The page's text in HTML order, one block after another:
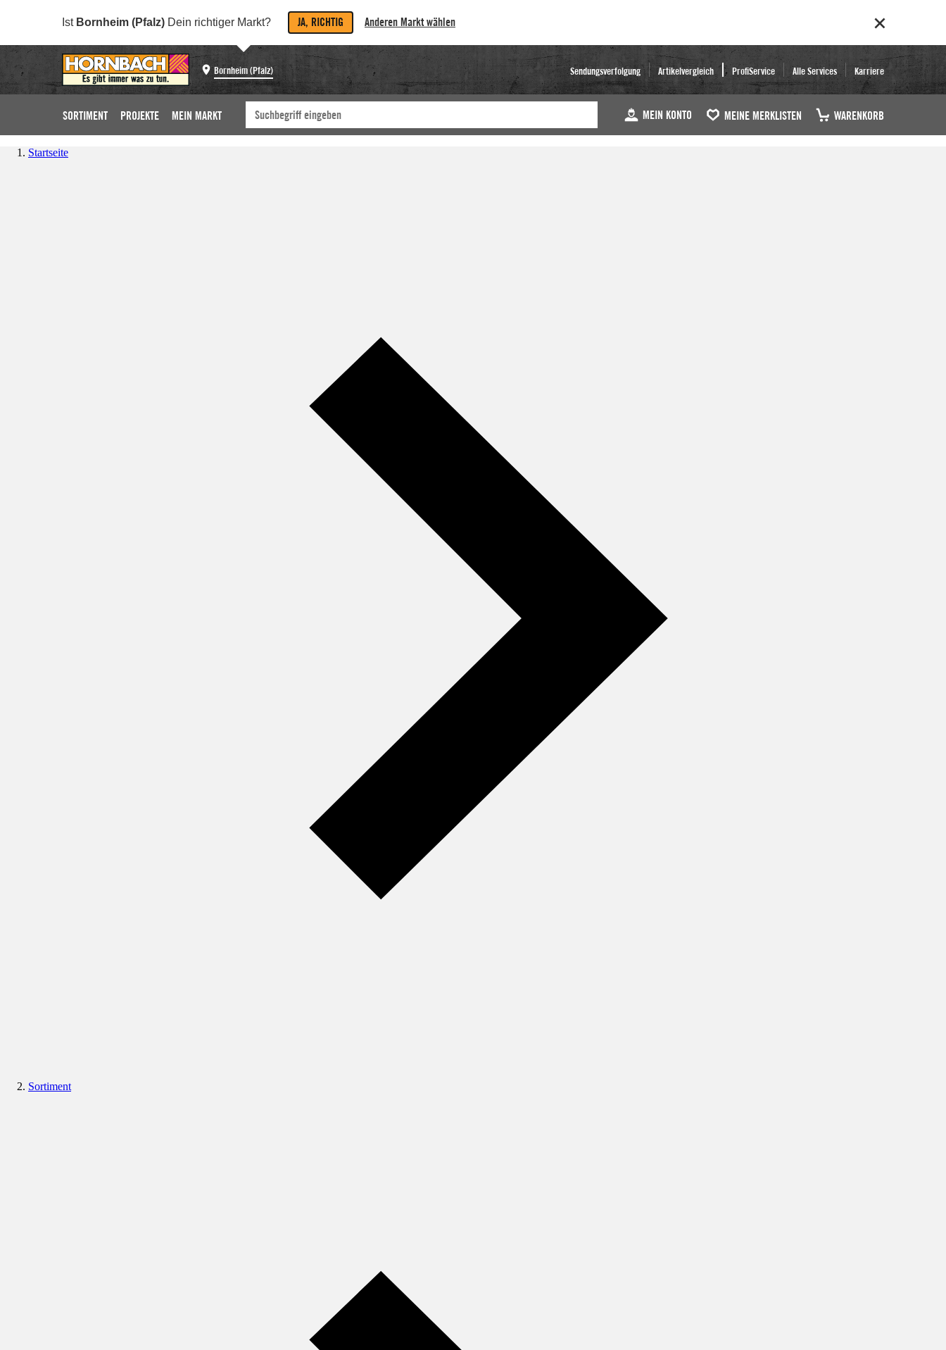
Ist Bornheim (Pfalz) Dein richtiger Markt? JA, RICHTIG Anderen Markt wählen
Bornheim (Pfalz) Sendungsverfolgung Artikelvergleich ProfiService Alle Services Karriere
SORTIMENT PROJEKTE MEIN MARKT MEIN KONTO MEINE MERKLISTEN WARENKORB
Startseite
Sortiment